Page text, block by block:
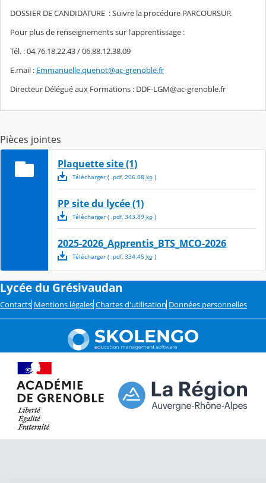
DOSSIER DE CANDIDATURE : Suivre la procédure PARCOURSUP.
Pour plus de renseignements sur l'apprentissage :
Tél. : 04.76.18.22.43 / 06.88.12.38.09
E.mail : Emmanuelle.quenot@ac-grenoble.fr
Directeur Délégué aux Formations : DDF-LGM@ac-grenoble.fr
Pièces jointes
Plaquette site (1)
Télécharger( .pdf, 206.08 ko)
PP site du lycée (1)
Télécharger( .pdf, 343.89 ko)
2025-2026_Apprentis_BTS_MCO-2026
Télécharger( .pdf, 334.45 ko)
Lycée du Grésivaudan
Contacts Mentions légales Chartes d'utilisation Données personnelles